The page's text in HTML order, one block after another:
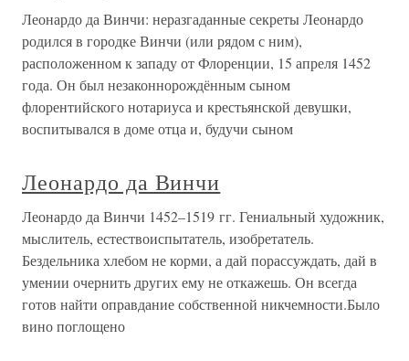
Леонардо да Винчи: неразгаданные секреты Леонардо
родился в городке Винчи (или рядом с ним),
расположенном к западу от Флоренции, 15 апреля 1452
года. Он был незаконнорождённым сыном
флорентийского нотариуса и крестьянской девушки,
воспитывался в доме отца и, будучи сыном
Леонардо да Винчи
Леонардо да Винчи 1452–1519 гг. Гениальный художник,
мыслитель, естествоиспытатель, изобретатель.
Бездельника хлебом не корми, а дай порассуждать, дай в
умении очернить других ему не откажешь. Он всегда
готов найти оправдание собственной никчемности.Было
вино поглощено